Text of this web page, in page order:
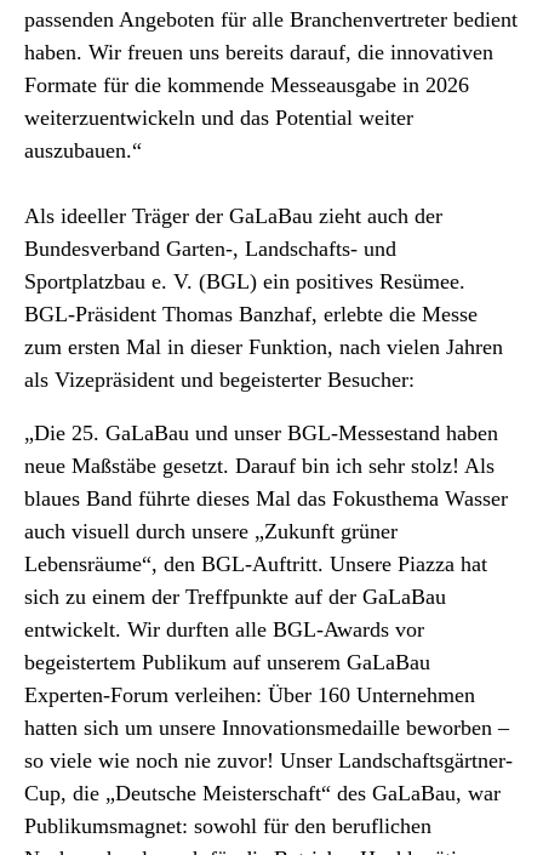
passenden Angeboten für alle Branchenvertreter bedient
haben. Wir freuen uns bereits darauf, die innovativen
Formate für die kommende Messeausgabe in 2026
weiterzuentwickeln und das Potential weiter
auszubauen.“
Als ideeller Träger der GaLaBau zieht auch der
Bundesverband Garten-, Landschafts- und
Sportplatzbau e. V. (BGL) ein positives Resümee.
BGL-Präsident Thomas Banzhaf, erlebte die Messe
zum ersten Mal in dieser Funktion, nach vielen Jahren
als Vizepräsident und begeisterter Besucher:
„Die 25. GaLaBau und unser BGL-Messestand haben
neue Maßstäbe gesetzt. Darauf bin ich sehr stolz! Als
blaues Band führte dieses Mal das Fokusthema Wasser
auch visuell durch unsere „Zukunft grüner
Lebensräume“, den BGL-Auftritt. Unsere Piazza hat
sich zu einem der Treffpunkte auf der GaLaBau
entwickelt. Wir durften alle BGL-Awards vor
begeistertem Publikum auf unserem GaLaBau
Experten-Forum verleihen: Über 160 Unternehmen
hatten sich um unsere Innovationsmedaille beworben –
so viele wie noch nie zuvor! Unser Landschaftsgärtner-
Cup, die „Deutsche Meisterschaft“ des GaLaBau, war
Publikumsmagnet: sowohl für den beruflichen